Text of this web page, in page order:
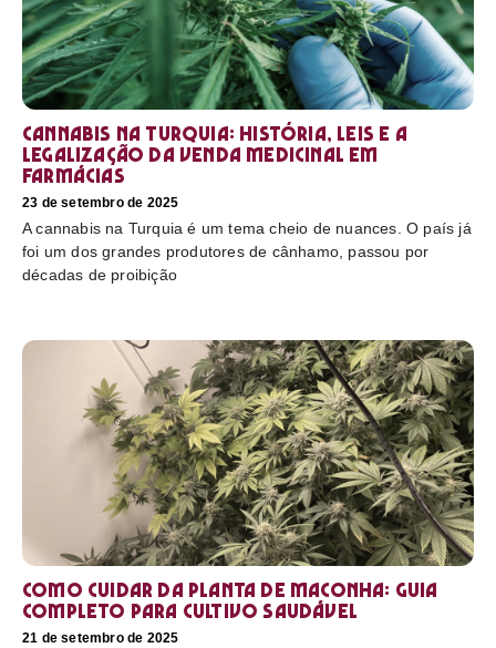
Cannabis na Turquia: história, leis e a
legalização da venda medicinal em
farmácias
23 de setembro de 2025
A cannabis na Turquia é um tema cheio de nuances. O país já
foi um dos grandes produtores de cânhamo, passou por
décadas de proibição
Como cuidar da planta de maconha: guia
completo para cultivo saudável
21 de setembro de 2025